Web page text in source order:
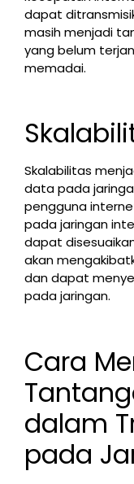
dapat
masih menjadi
yang belum
memadai.
Skalabilitas
data pada
pengguna
pada jaringan
dapat
akan
dan dapat
pada jaringan.
Cara
dalam
pada